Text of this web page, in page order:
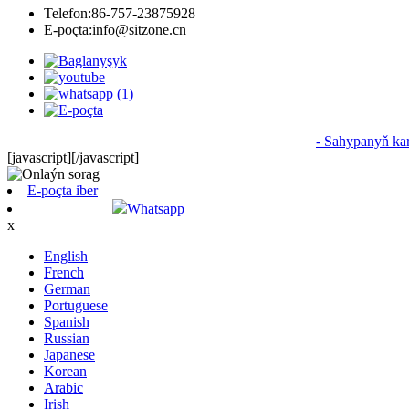
Telefon:86-757-23875928
E-poçta:info@sitzone.cn
- Sahypanyň
[javascript][/javascript]
E-poçta iber
Whatsapp
x
English
French
German
Portuguese
Spanish
Russian
Japanese
Korean
Arabic
Irish